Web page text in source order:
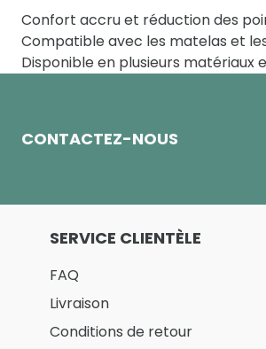
Confort accru et réduction des
Compatible avec les matelas et
Disponible en plusieurs matériaux
CONTACTEZ-NOUS
SERVICE CLIENTÈLE
FAQ
Livraison
Conditions de retour